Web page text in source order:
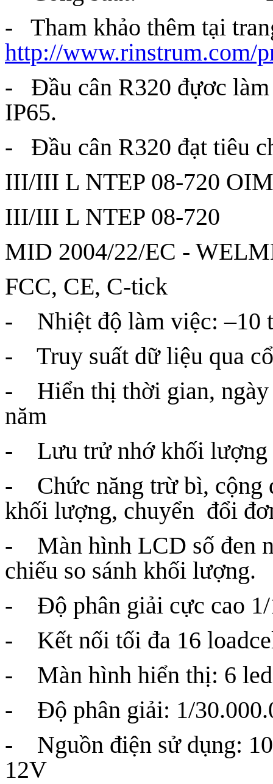
- Tham khảo thêm tại
http://www.rinstrum.com/
- Đầu cân R320 đựơc làm
IP65.
- Đầu cân R320 đạt tiêu
III/III L NTEP 08-720
III/III L NTEP 08-720
MID 2004/22/EC -
FCC, CE, C-tick
- Nhiệt độ làm việc: –10
- Truy suất dữ liệu qua
- Hiển thị thời gian, ngày
năm
- Lưu trử nhớ khối lượng
- Chức năng trừ bì, cộng
khối lượng, chuyển đổi
- Màn hình LCD số đen
chiếu so sánh khối lượng.
- Độ phân giải cực cao 1/
- Kết nối tối đa 16
- Màn hình hiển thị: 6 led
- Độ phân giải: 1/
- Nguồn điện sử dụng:
12V